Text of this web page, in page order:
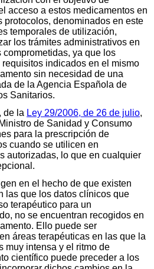
acceso a estos medicamentos en
protocolos, denominados en este
temporales de utilización,
los trámites administrativos en
ya que los
indicados en el mismo
sin necesidad de una
de la Agencia Española de
Sanitarios.
de la Ley 29/2006, de 26 de julio,
de Sanidad y Consumo
para la prescripción de
cuando se utilicen en
autorizadas, lo que en cualquier
en el hecho de que existen
las que los datos clínicos que
terapéutico para un
no se encuentran recogidos en
Ello puede ser
áreas terapéuticas en las que la
muy intensa y el ritmo de
científico puede preceder a los